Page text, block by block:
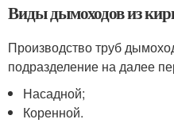
Виды дымоходов из
Производство труб
подразделение на далее
Насадной;
Коренной.